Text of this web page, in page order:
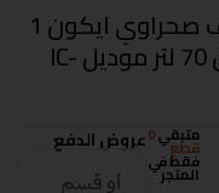
مكيف صحراوي ايكون 1
حصان 70 لتر موديل IC-
متبقي0
قطع
فقط في
المتجر
عروض الدفع